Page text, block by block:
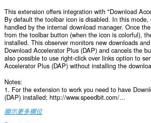
This extension offers integration with "Download
By default the toolbar icon is disabled. In this mode,
handled by the internal download manager. Once
from the toolbar button (when the icon is colorful),
installed. This observer monitors new downloads
Download Accelerator Plus (DAP) and cancels the
also possible to use right-click over links option to
Accelerator Plus (DAP) without installing the
Notes:
1. For the extension to work you need to have
(DAP) installed; http://www.speedbit.com/...
顯示更多欄位